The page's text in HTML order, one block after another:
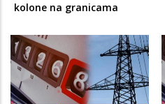
kolone na granicama